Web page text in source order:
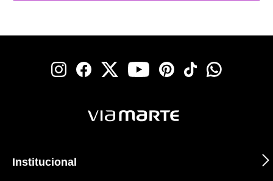
Institucional